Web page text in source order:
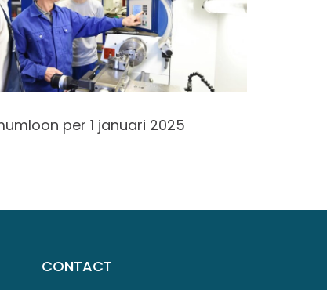
per 1 januari 2025
CONTACT